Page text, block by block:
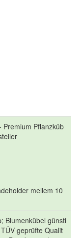
Premium Pflanzküb
mellem 10
Blumenkübel günsti
geprüfte Qualit